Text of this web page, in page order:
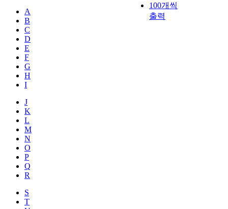
A
B
C
D
E
F
G
H
I
J
K
L
M
N
O
P
Q
R
S
T
100개씩
출력